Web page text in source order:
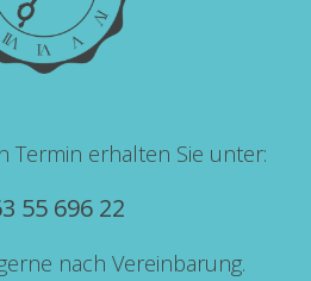
Termin erhalten Sie unter:
55 696 22
nach Vereinbarung.